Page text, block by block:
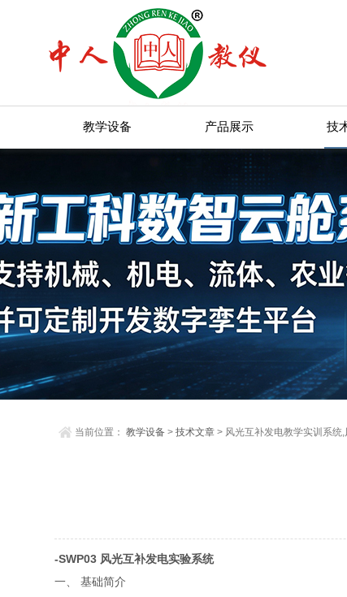
教学设备 产品展示 技
当前位置：教学设备 >技术文章 > 风光互补发电教学实训系统
-SWP03 风光互补发电实验系统
一、 基础简介